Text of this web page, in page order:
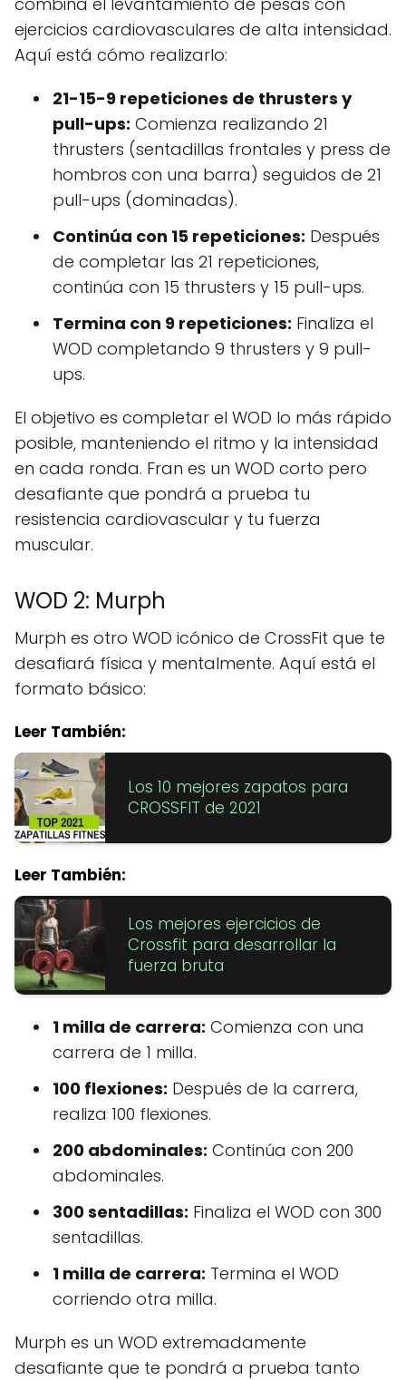
ejercicios cardiovasculares de alta intensidad.
Aquí está cómo realizarlo:
21-15-9 repeticiones de thrusters y
pull-ups: Comienza realizando 21
thrusters (sentadillas frontales y press de
hombros con una barra) seguidos de 21
pull-ups (dominadas).
Continúa con 15 repeticiones: Después
de completar las 21 repeticiones,
continúa con 15 thrusters y 15 pull-ups.
Termina con 9 repeticiones: Finaliza el
WOD completando 9 thrusters y 9 pull-
ups.
El objetivo es completar el WOD lo más rápido
posible, manteniendo el ritmo y la intensidad
en cada ronda. Fran es un WOD corto pero
desafiante que pondrá a prueba tu
resistencia cardiovascular y tu fuerza
muscular.
WOD 2: Murph
Murph es otro WOD icónico de CrossFit que te
desafiará física y mentalmente. Aquí está el
formato básico:
Leer También:
Los 10 mejores zapatos para
CROSSFIT de 2021
Leer También:
Los mejores ejercicios de
Crossfit para desarrollar la
fuerza bruta
1 milla de carrera: Comienza con una
carrera de 1 milla.
100 flexiones: Después de la carrera,
realiza 100 flexiones.
200 abdominales: Continúa con 200
abdominales.
300 sentadillas: Finaliza el WOD con 300
sentadillas.
1 milla de carrera: Termina el WOD
corriendo otra milla.
Murph es un WOD extremadamente
desafiante que te pondrá a prueba tanto